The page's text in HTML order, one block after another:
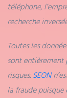
téléphone,
recherche
Toutes les
sont entièrement
risques. SEON
la fraude puisque